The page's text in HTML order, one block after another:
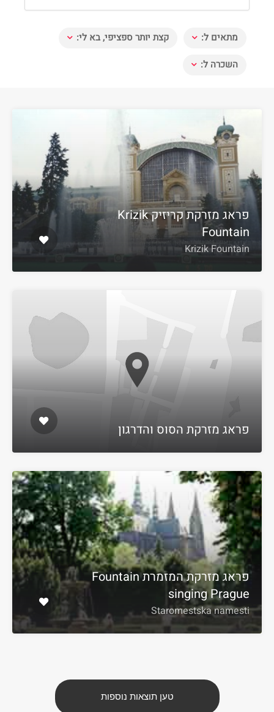
מתאים ל:
קצת יותר ספציפי, בא לי:
השכרה ל:
פראג מזרקת קריזיק Krizik
Fountain
Krizik Fountain
פראג מזרקת הסוס והדרגון
פראג מזרקת המזמרת Fountain
singing Prague
Staromestska namesti
טען תוצאות נוספות